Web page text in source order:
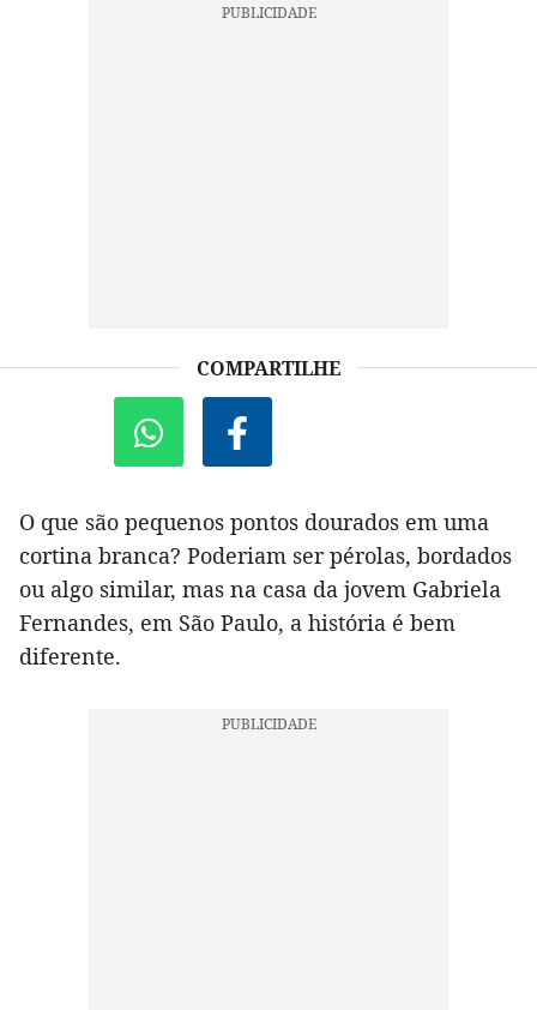
COMPARTILHE
O que são pequenos pontos dourados em uma
cortina branca? Poderiam ser pérolas, bordados
ou algo similar, mas na casa da jovem Gabriela
Fernandes, em São Paulo, a história é bem
diferente.